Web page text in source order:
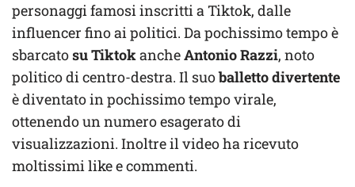
personaggi famosi inscritti a Tiktok, dalle
influencer fino ai politici. Da pochissimo tempo è
sbarcatosu TiktokancheAntonio Razzi, noto
politico di centro-destra. Il suoballetto divertente
è diventato in pochissimo tempo virale,
ottenendo un numero esagerato di
visualizzazioni. Inoltre il video ha ricevuto
moltissimi like e commenti.